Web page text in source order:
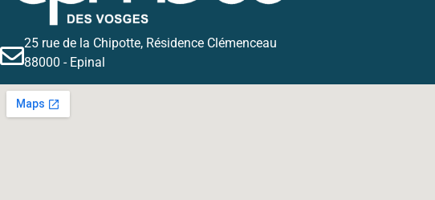
25 rue de la Chipotte, Résidence Clémenceau
88000 - Epinal